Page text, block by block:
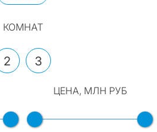
КОМНАТ
2 3
ЦЕНА, МЛН РУБ